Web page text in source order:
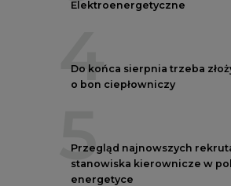
Elektroenergetyczne
4
Do końca sierpnia trzeba
o bon ciepłowniczy
5
Przegląd najnowszych
stanowiska kierownicze w
energetyce